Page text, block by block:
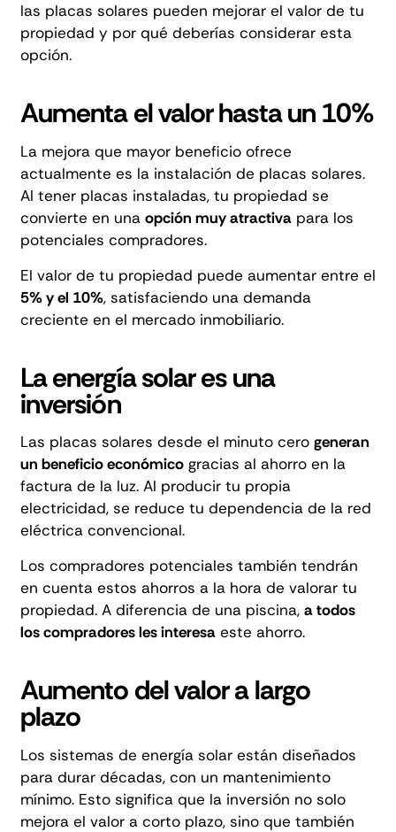
las placas solares pueden mejorar el valor de tu
propiedad y por qué deberías considerar esta
opción.
Aumenta el valor hasta un 10%
La mejora que mayor beneficio ofrece
actualmente es la instalación de placas solares.
Al tener placas instaladas, tu propiedad se
convierte en una opción muy atractivapara los
potenciales compradores.
El valor de tu propiedad puede aumentar entre el
5% y el 10%, satisfaciendo una demanda
creciente en el mercado inmobiliario.
La energía solar es una
inversión
Las placas solares desde el minuto cero generan
un beneficio económicogracias al ahorro en la
factura de la luz. Al producir tu propia
electricidad, se reduce tu dependencia de la red
eléctrica convencional.
Los compradores potenciales también tendrán
en cuenta estos ahorros a la hora de valorar tu
propiedad. A diferencia de una piscina, a todos
los compradores les interesaeste ahorro.
Aumento del valor a largo
plazo
Los sistemas de energía solar están diseñados
para durar décadas, con un mantenimiento
mínimo. Esto significa que la inversión no solo
mejora el valor a corto plazo, sino que también